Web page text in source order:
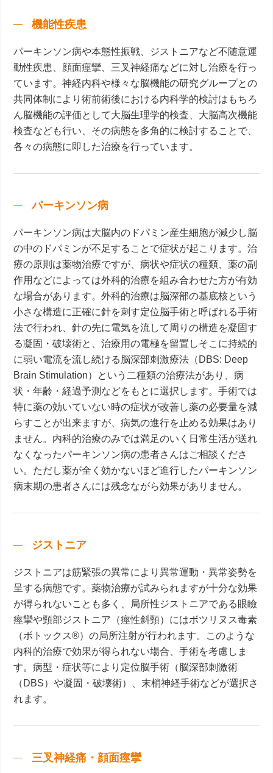
機能性疾患
パーキンソン病や本態性振戦、ジストニアなど不随意運
動性疾患、顔面痙攣、三叉神経痛などに対し治療を行っ
ています。神経内科や様々な脳機能の研究グループとの
共同体制により術前術後における内科学的検討はもちろ
ん脳機能の評価として大脳生理学的検査、大脳高次機能
検査なども行い、その病態を多角的に検討することで、
各々の病態に即した治療を行っています。
パーキンソン病
パーキンソン病は大脳内のドパミン産生細胞が減少し脳
の中のドパミンが不足することで症状が起こります。治
療の原則は薬物治療ですが、病状や症状の種類、薬の副
作用などによっては外科的治療を組み合わせた方が有効
な場合があります。外科的治療は脳深部の基底核という
小さな構造に正確に針を刺す定位脳手術と呼ばれる手術
法で行われ、針の先に電気を流して周りの構造を凝固す
る凝固・破壊術と、治療用の電極を留置しそこに持続的
に弱い電流を流し続ける脳深部刺激療法（DBS: Deep
Brain Stimulation）という二種類の治療法があり、病
状・年齢・経過予測などをもとに選択します。手術では
特に薬の効いていない時の症状が改善し薬の必要量を減
らすことが出来ますが、病気の進行を止める効果はあり
ません。内科的治療のみでは満足のいく日常生活が送れ
なくなったパーキンソン病の患者さんはご相談くださ
い。ただし薬が全く効かないほど進行したパーキンソン
病末期の患者さんには残念ながら効果がありません。
ジストニア
ジストニアは筋緊張の異常により異常運動・異常姿勢を
呈する病態です。薬物治療が試みられますが十分な効果
が得られないことも多く、局所性ジストニアである眼瞼
痙攣や頸部ジストニア（痙性斜頸）にはボツリヌス毒素
（ボトックス®）の局所注射が行われます。このような
内科的治療で効果が得られない場合、手術を考慮しま
す。病型・症状等により定位脳手術（脳深部刺激術
（DBS）や凝固・破壊術）、末梢神経手術などが選択さ
れます。
三叉神経痛・顔面痙攣